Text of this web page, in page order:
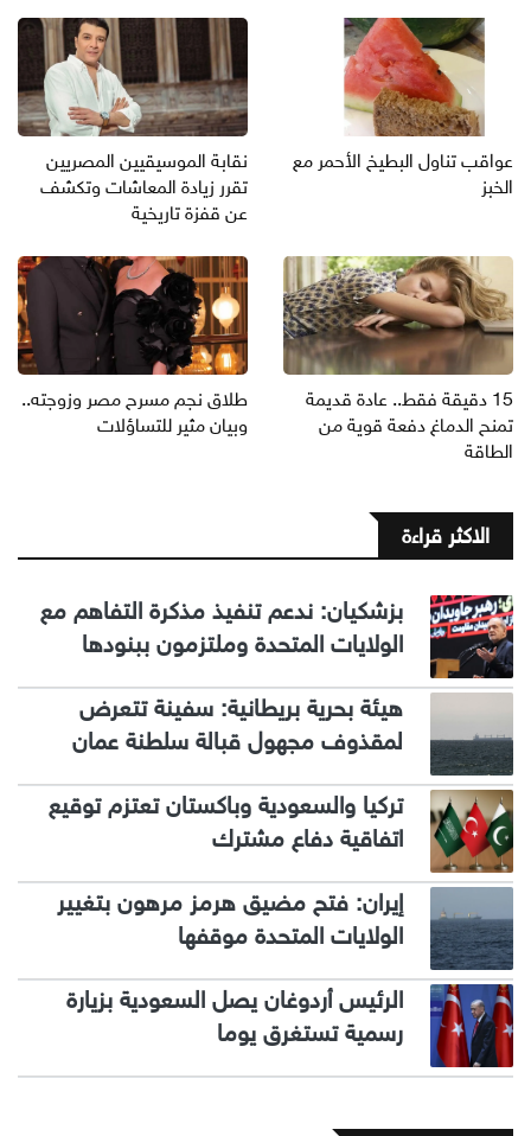
عواقب تناول البطيخ الأحمر مع
الخبز
نقابة الموسيقيين المصريين
تقرر زيادة المعاشات وتكشف
عن قفزة تاريخية
15 دقيقة فقط.. عادة قديمة
تمنح الدماغ دفعة قوية من
الطاقة
طلاق نجم مسرح مصر وزوجته..
وبيان مثير للتساؤلات
الاكثر قراءة
بزشكيان: ندعم تنفيذ مذكرة التفاهم مع
الولايات المتحدة وملتزمون ببنودها
هيئة بحرية بريطانية: سفينة تتعرض
لمقذوف مجهول قبالة سلطنة عمان
تركيا والسعودية وباكستان تعتزم توقيع
اتفاقية دفاع مشترك
إيران: فتح مضيق هرمز مرهون بتغيير
الولايات المتحدة موقفها
الرئيس أردوغان يصل السعودية بزيارة
رسمية تستغرق يوما